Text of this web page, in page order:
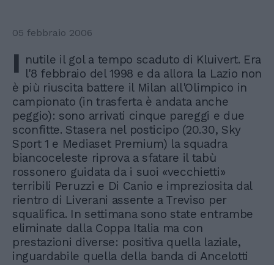
05 febbraio 2006
I nutile il gol a tempo scaduto di Kluivert. Era
l'8 febbraio del 1998 e da allora la Lazio non
è più riuscita battere il Milan all'Olimpico in
campionato (in trasferta è andata anche
peggio): sono arrivati cinque pareggi e due
sconfitte. Stasera nel posticipo (20.30, Sky
Sport 1 e Mediaset Premium) la squadra
biancoceleste riprova a sfatare il tabù
rossonero guidata da i suoi «vecchietti»
terribili Peruzzi e Di Canio e impreziosita dal
rientro di Liverani assente a Treviso per
squalifica. In settimana sono state entrambe
eliminate dalla Coppa Italia ma con
prestazioni diverse: positiva quella laziale,
inguardabile quella della banda di Ancelotti